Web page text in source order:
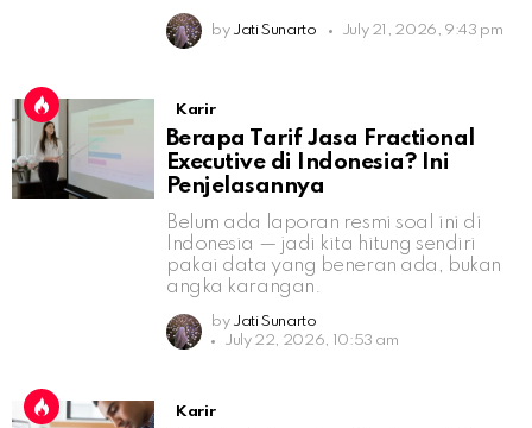
by Jati Sunarto July 21, 2026, 9:43 pm
Karir
Berapa Tarif Jasa Fractional
Executive di Indonesia? Ini
Penjelasannya
Belum ada laporan resmi soal ini di
Indonesia — jadi kita hitung sendiri
pakai data yang beneran ada, bukan
angka karangan.
by Jati Sunarto
July 22, 2026, 10:53 am
Karir